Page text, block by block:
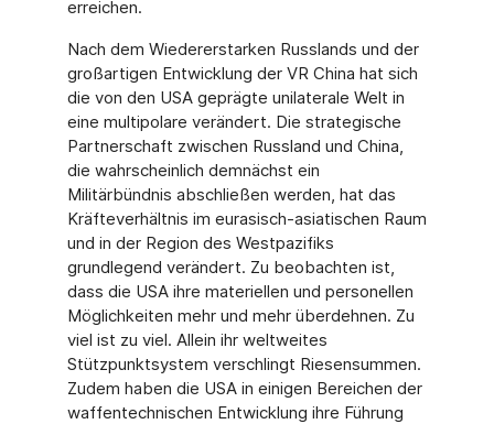
erreichen.
Nach dem Wiedererstarken Russlands und der
großartigen Entwicklung der VR China hat sich
die von den USA geprägte unilaterale Welt in
eine multipolare verändert. Die strategische
Partnerschaft zwischen Russland und China,
die wahrscheinlich demnächst ein
Militärbündnis abschließen werden, hat das
Kräfteverhältnis im eurasisch-asiatischen Raum
und in der Region des Westpazifiks
grundlegend verändert. Zu beobachten ist,
dass die USA ihre materiellen und personellen
Möglichkeiten mehr und mehr überdehnen. Zu
viel ist zu viel. Allein ihr weltweites
Stützpunktsystem verschlingt Riesensummen.
Zudem haben die USA in einigen Bereichen der
waffentechnischen Entwicklung ihre Führung